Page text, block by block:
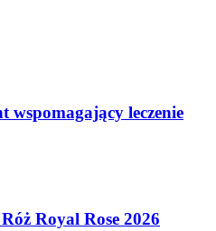
wspomagający leczenie
Royal Rose 2026